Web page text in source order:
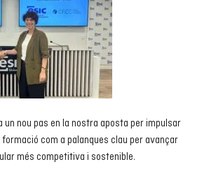
nou pas en la nostra aposta per impulsar
com a palanques clau per avançar
més competitiva i sostenible.